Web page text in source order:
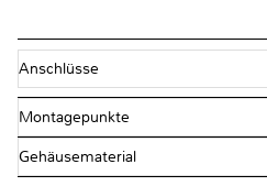
Anschlüsse
Montagepunkte
Gehäusematerial